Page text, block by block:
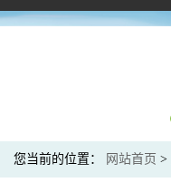
您当前的位置： 网站首页 >